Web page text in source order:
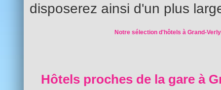
disposerez ainsi d'un plus
Notre sélection d'hôtels à Grand-
Hôtels proches de la gare à